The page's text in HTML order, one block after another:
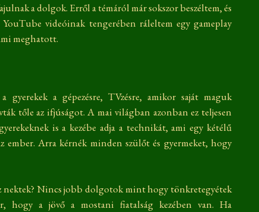
a dolgok. Erről a témáról már sokszor beszéltem, és
videóinak tengerében ráleltem egy gameplay
meghatott.
a gépezésre, TVzésre, amikor saját maguk
tőle az ifjúságot. A mai világban azonban ez teljesen
is a kezébe adja a technikát, ami egy kétélű
ember. Arra kérnék minden szülőt és gyermeket, hogy
nektek? Nincs jobb dolgotok mint hogy tönkretegyétek
hogy a jövő a mostani fiatalság kezében van. Ha